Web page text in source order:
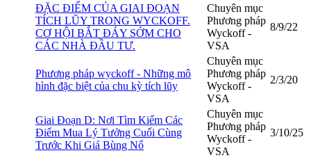
ĐẶC ĐIỂM CỦA GIAI ĐOẠN
TÍCH LŨY TRONG WYCKOFF.
CƠ HỘI BẮT ĐÁY SỚM CHO
CÁC NHÀ ĐẦU TƯ.
Chuyên mục
Phương pháp
Wyckoff -
VSA
8/9/22
Phương pháp wyckoff - Những mô
hình đặc biệt của chu kỳ tích lũy
Chuyên mục
Phương pháp
Wyckoff -
VSA
2/3/20
Giai Đoạn D: Nơi Tìm Kiếm Các
Điểm Mua Lý Tưởng Cuối Cùng
Trước Khi Giá Bùng Nổ
Chuyên mục
Phương pháp
Wyckoff -
VSA
3/10/25